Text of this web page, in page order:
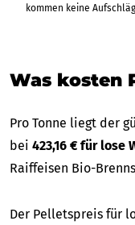
Was kosten
Pro Tonne liegt der
bei 423,16 € für lose
Raiffeisen Bio-
Der Pelletspreis für